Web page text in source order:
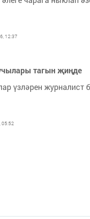
12:37
тагын җиңде
үзләрен журналист
05:52